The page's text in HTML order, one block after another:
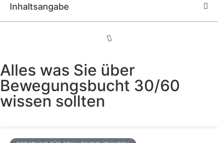
Inhaltsangabe
Alles was Sie über
Bewegungsbucht 30/60
wissen sollten